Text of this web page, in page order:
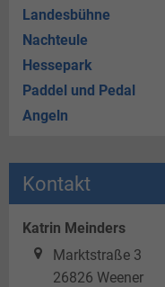
Landesbühne
Nachteule
Hessepark
Paddel und Pedal
Angeln
Kontakt
Katrin Meinders
Marktstraße 3
26826 Weener